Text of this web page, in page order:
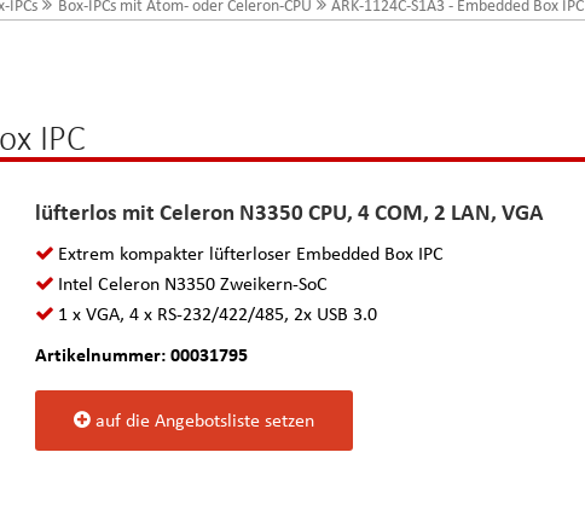
IPCs Box-IPCs mit Atom- oder Celeron-CPU ARK-1124C-S1A3 - Embedded Box IPC
IPC
lüfterlos mit Celeron N3350 CPU, 4 COM, 2 LAN, VGA
Extrem kompakter lüfterloser Embedded Box IPC
Intel Celeron N3350 Zweikern-SoC
1 x VGA, 4 x RS-232/422/485, 2x USB 3.0
Artikelnummer: 00031795
auf die Angebotsliste setzen